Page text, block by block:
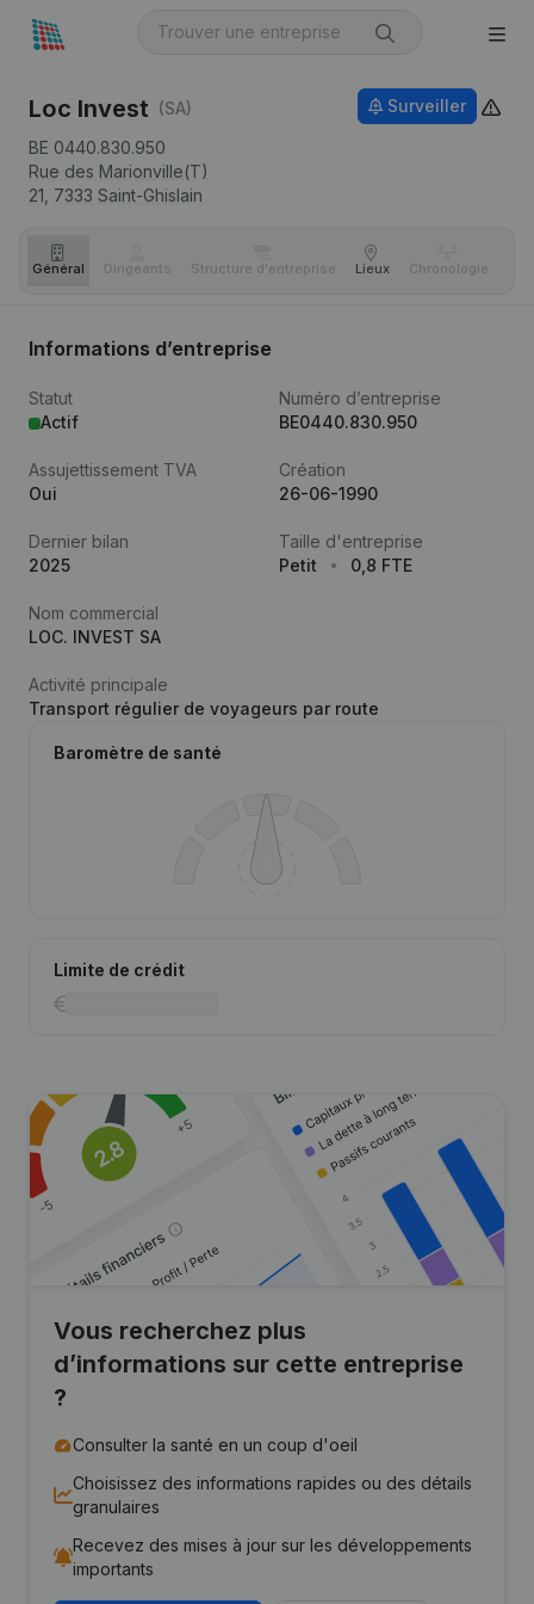
Loc Invest (SA)
BE 0440.830.950
Rue des Marionville(T)
21, 7333 Saint-Ghislain
Surveiller
Général Dirigeants Structure d'entreprise Lieux Chronologie
Informations d’entreprise
Statut
Actif
Numéro d’entreprise
BE0440.830.950
Assujettissement TVA
Oui
Création
26-06-1990
Dernier bilan
2025
Taille d'entreprise
Petit
0,8 FTE
Nom commercial
LOC. INVEST SA
Activité principale
Transport régulier de voyageurs par route
Baromètre de santé
Limite de crédit
Vous recherchez plus
d’informations sur cette entreprise
?
Consulter la santé en un coup d'oeil
Choisissez des informations rapides ou des détails
granulaires
Recevez des mises à jour sur les développements
importants